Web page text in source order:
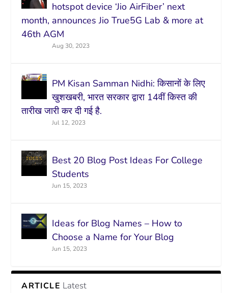
hotspot device ‘Jio AirFiber’ next
month, announces Jio True5G Lab & more at
46th AGM
Aug 30, 2023
PM Kisan Samman Nidhi: किसानों के लिए
खुशखबरी, भारत सरकार द्वारा 14वीं किस्त की
तारीख जारी कर दी गई है.
Jul 12, 2023
Best 20 Blog Post Ideas For College
Students
Jun 15, 2023
Ideas for Blog Names – How to
Choose a Name for Your Blog
Jun 15, 2023
ARTICLE Latest